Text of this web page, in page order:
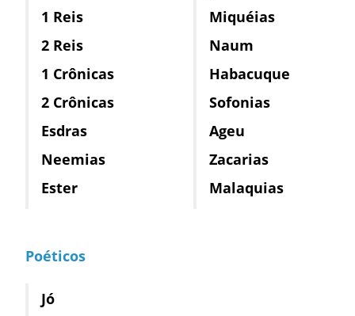
1 Reis
2 Reis
1 Crônicas
2 Crônicas
Esdras
Neemias
Ester
Poéticos
Jó
Miquéias
Naum
Habacuque
Sofonias
Ageu
Zacarias
Malaquias